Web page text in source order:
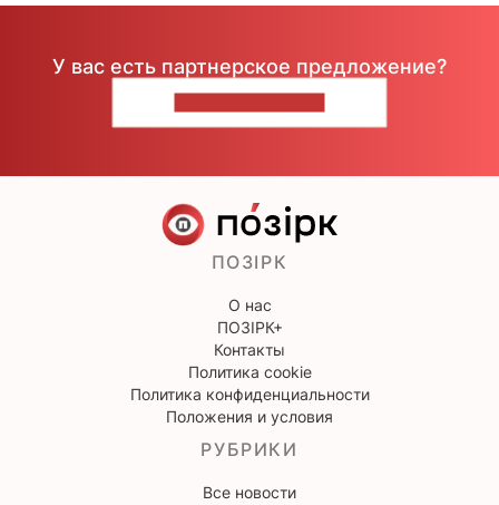
У вас есть партнерское предложение?
ПОЗІРК
О нас
ПОЗІРК+
Контакты
Политика cookie
Политика конфиденциальности
Положения и условия
РУБРИКИ
Все новости